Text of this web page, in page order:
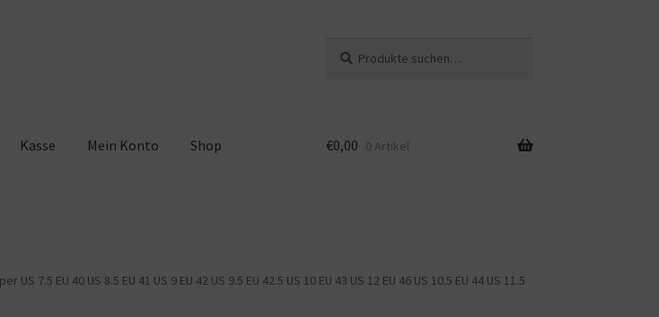
nach:
Kasse Mein Konto Shop
Shop Warenkorb
€0,00 0 Artikel
7.5 EU 40 US 8.5 EU 41 US 9 EU 42 US 9.5 EU 42.5 US 10 EU 43 US 12 EU 46 US 10.5 EU 44 US 11.5